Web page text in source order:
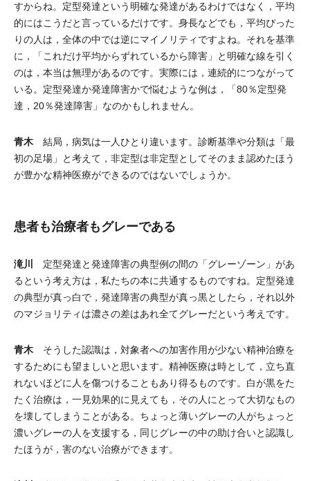
すからね。定型発達という明確な発達があるわけではなく，平均
的にはこうだと言っているだけです。身長などでも，平均ぴった
りの人は，全体の中では逆にマイノリティですよね。それを基準
に，「これだけ平均からずれているから障害」と明確な線を引く
のは，本当は無理があるのです。実際には，連続的につながって
いる。定型発達か発達障害かで悩むような例は，「80％定型発
達，20％発達障害」なのかもしれません。
青木 結局，病気は一人ひとり違います。診断基準や分類は「最
初の足場」と考えて，非定型は非定型としてそのまま認めたほう
が豊かな精神医療ができるのではないでしょうか。
患者も治療者もグレーである
滝川 定型発達と発達障害の典型例の間の「グレーゾーン」があ
るという考え方は，私たちの本に共通するものですね。定型発達
の典型が真っ白で，発達障害の典型が真っ黒としたら，それ以外
のマジョリティは濃さの差はあれ全てグレーだという考えです。
青木 そうした認識は，対象者への加害作用が少ない精神治療を
するためにも望ましいと思います。精神医療は時として，立ち直
れないほどに人を傷つけることもあり得るものです。白が黒をた
たく治療は，一見効果的に見えても，その人にとって大切なもの
を壊してしまうことがある。ちょっと薄いグレーの人がちょっと
濃いグレーの人を支援する，同じグレーの中の助け合いと認識し
たほうが，害のない治療ができます。